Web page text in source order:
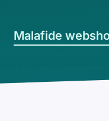
Malafide